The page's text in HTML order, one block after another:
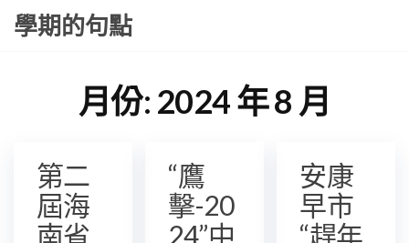
Skip學期的句點
月份: 2024 年 8 月
第二
屆海
南省
“鷹
擊-20
24”中
安康
早市
“趕年